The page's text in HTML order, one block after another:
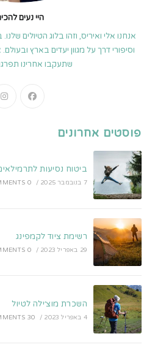
היי נעים
אנחנו אלי ואיריס, וזהו בלוג הטיולים
וסיפורי דרך על מגוון יעדים בארץ
שתעקבו אחרינו
פוסטים אחרונים
ביטוח נסיעות
7 בנובמבר 2025 /
0 COMMENTS
רשימת ציוד לקמפינג
29 באפריל 2023 /
0 COMMENTS
השכרת מוצ׳ילה לטיול
4 באפריל 2023 /
30 COMMENTS